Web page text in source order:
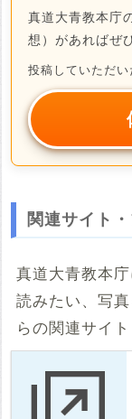
真道大青教本庁
想）があればぜ
投稿していただい
関連サイト
真道大青教本
読みたい、写
らの関連サイ